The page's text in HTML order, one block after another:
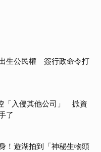
生公民權 簽行政命令打
「入侵其他公司」 掀資
了
！遊湖拍到「神秘生物頭